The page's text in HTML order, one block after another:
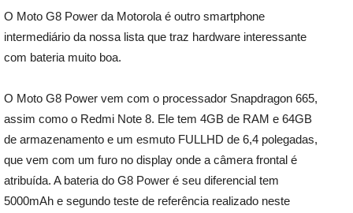
O Moto G8 Power da Motorola é outro smartphone
intermediário da nossa lista que traz hardware interessante
com bateria muito boa.
O Moto G8 Power vem com o processador Snapdragon 665,
assim como o Redmi Note 8. Ele tem 4GB de RAM e 64GB
de armazenamento e um esmuto FULLHD de 6,4 polegadas,
que vem com um furo no display onde a câmera frontal é
atribuída. A bateria do G8 Power é seu diferencial tem
5000mAh e segundo teste de referência realizado neste